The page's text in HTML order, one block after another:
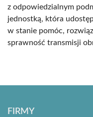
z odpowiedzialnym
jednostką, która
w stanie pomóc,
sprawność transmisji
FIRMY